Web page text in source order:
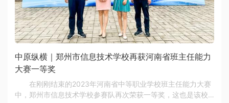
中原纵横｜郑州市信息技术学校再获河南省班主任能力
大赛一等奖
在刚刚结束的2023年河南省中等职业学校班主任能力大赛
中，郑州市信息技术学校参赛队再次荣获一等奖，这也是该校